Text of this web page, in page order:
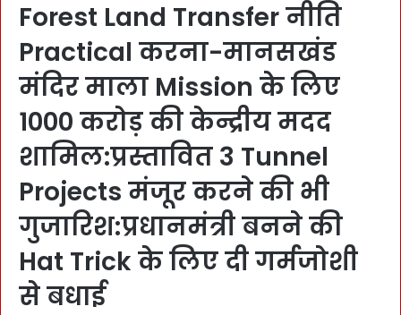
Forest Land Transfer नीति
Practical करना-मानसखंड
मंदिर माला Mission के लिए
1000 करोड़ की केन्द्रीय मदद
शामिल:प्रस्तावित 3 Tunnel
Projects मंजूर करने की भी
गुजारिश:प्रधानमंत्री बनने की
Hat Trick के लिए दी गर्मजोशी
से बधाई